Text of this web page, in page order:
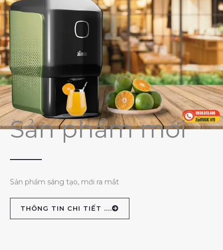
Sản phẩm mới
Sản phẩm sáng tạo, mới ra mắt
THÔNG TIN CHI TIẾT ....